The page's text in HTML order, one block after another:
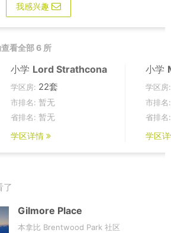
我感兴趣
看全部 6 所
小学 Lord Strathcona
学区房: 22套
市排名: 暂无
省排名: 暂无
学区详情
小学
学区房:
市排名:
省排名:
学区
了
Gilmore Place
本拿比 Brentwood Park 社区